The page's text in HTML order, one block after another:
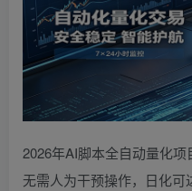
2026年AI脚本全自动量化项
无需人为干预操作，日化